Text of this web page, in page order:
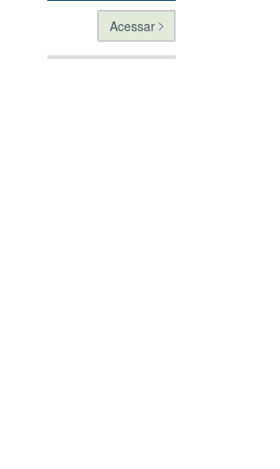
Acessar